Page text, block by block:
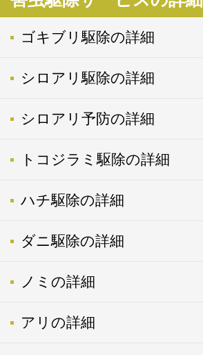
ゴキブリ駆除の詳細
シロアリ駆除の詳細
シロアリ予防の詳細
トコジラミ駆除の詳細
ハチ駆除の詳細
ダニ駆除の詳細
ノミの詳細
アリの詳細